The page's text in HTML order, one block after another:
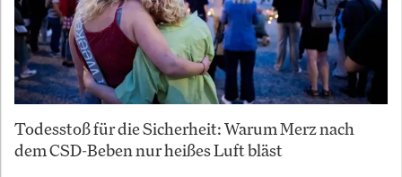
Todesstoß für die Sicherheit: Warum Merz nach
dem CSD-Beben nur heißes Luft bläst